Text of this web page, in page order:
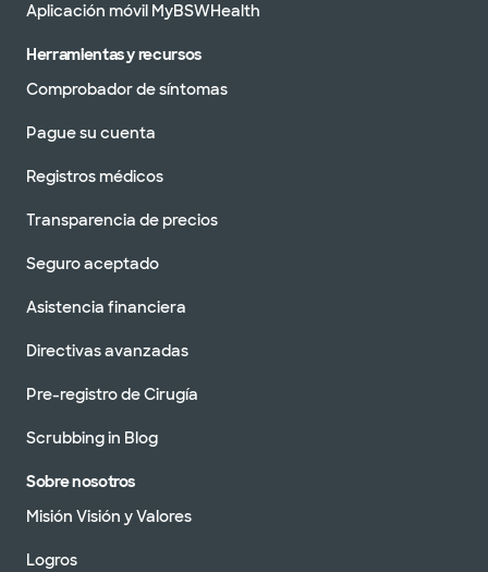
Aplicación móvil MyBSWHealth
Herramientas y recursos
Comprobador de síntomas
Pague su cuenta
Registros médicos
Transparencia de precios
Seguro aceptado
Asistencia financiera
Directivas avanzadas
Pre-registro de Cirugía
Scrubbing in Blog
Sobre nosotros
Misión Visión y Valores
Logros